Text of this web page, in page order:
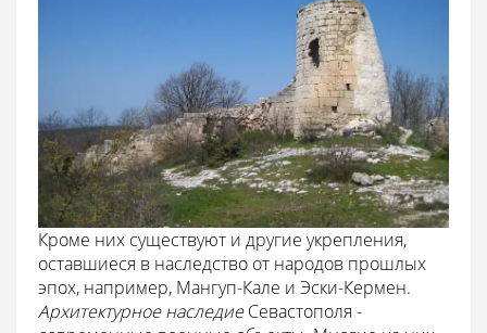
Кроме них существуют и другие укрепления,
оставшиеся в наследство от народов прошлых
эпох, например, Мангуп-Кале и Эски-Кермен.
Архитектурное наследиеСевастополя -